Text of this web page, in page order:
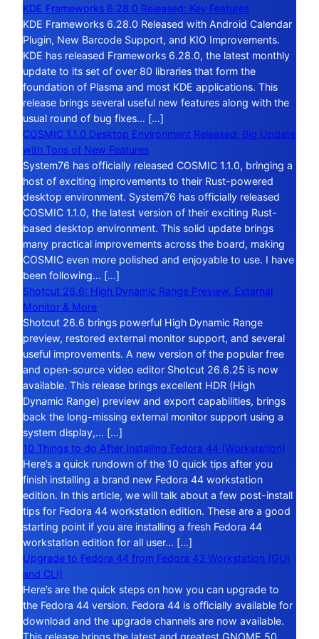
KDE Frameworks 6.28.0 Released: Key Features
KDE Frameworks 6.28.0 Released with Android Calendar
Plugin, New Barcode Support, and KIO Improvements.
KDE has released Frameworks 6.28.0, the latest monthly
update to its set of over 80 libraries that form the
foundation of Plasma and most KDE applications. This
release brings several useful new features along with the
usual round of bug fixes… […]
COSMIC 1.1.0 Desktop Environment Released: Big Update
with Tons of New Features
System76 has officially released COSMIC 1.1.0, bringing a
host of exciting improvements to their Rust-powered
desktop environment. System76 has officially released
COSMIC 1.1.0, the latest version of their exciting Rust-
based desktop environment. This solid update brings
many practical improvements across the board, making
COSMIC even more polished and enjoyable to use. I have
been following… […]
Shotcut 26.6: High Dynamic Range Preview, External
Monitor & More
Shotcut 26.6 brings powerful High Dynamic Range
preview, restored external monitor support, and several
useful improvements. A new version of the popular free
and open-source video editor Shotcut 26.6.25 is now
available. This release brings excellent HDR (High
Dynamic Range) preview and export capabilities, brings
back the long-missing external monitor support using a
system display,… […]
10 Things to do After Installing Fedora 44 (Workstation)
Here’s a quick rundown of the 10 quick tips after you
finish installing a brand new Fedora 44 workstation
edition. In this article, we will talk about a few post-install
tips for Fedora 44 workstation edition. These are a good
starting point if you are installing a fresh Fedora 44
workstation edition for all user… […]
Upgrade to Fedora 44 from Fedora 43 Workstation (GUI
and CLI)
Here’s are the quick steps on how you can upgrade to
the Fedora 44 version. Fedora 44 is officially available for
download and the upgrade channels are now available.